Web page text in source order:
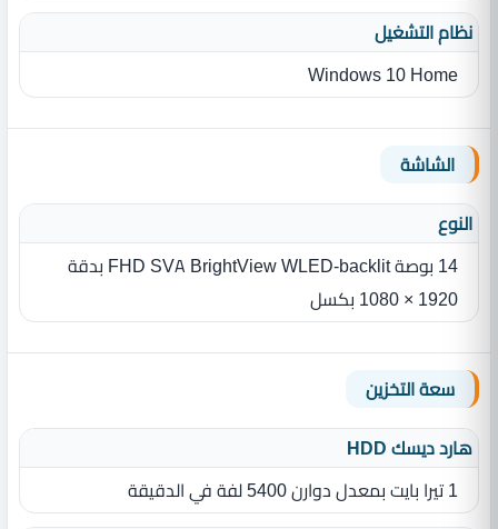
نظام التشغيل
Windows 10 Home
الشاشة
النوع
14 بوصة FHD SVA BrightView WLED-backlit بدقة
1920 × 1080 بكسل
سعة التخزين
هارد ديسك HDD
1 تيرا بايت بمعدل دوارن 5400 لفة في الدقيقة